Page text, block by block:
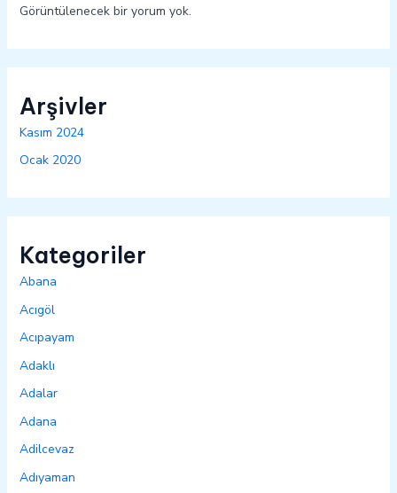
Görüntülenecek bir yorum yok.
Arşivler
Kasım 2024
Ocak 2020
Kategoriler
Abana
Acıgöl
Acıpayam
Adaklı
Adalar
Adana
Adilcevaz
Adıyaman